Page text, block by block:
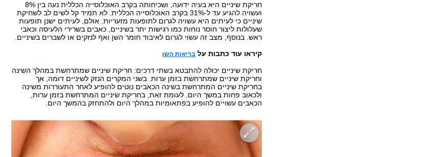
חריקת שיניים היא בעיה ידועה, ושכיחותה בקרב האוכלוסייה הכללית נעה בין 8%
ועשויה להגיע עד ל-31% בקרב האוכלוסייה הכללית. לא תמיד קל לשים לב לשחיקת
שיניים כי לעיתים היא עשויה לגרום לתופעות מזעריות. אולם, לעיתים ישנן תופעות
שעלולות ליצור חוסר נוחות כמו רגישות יתר בשיניים, כאבים בשרירי הלעיסה וכאבי
ראש. בנוסף, מצב זה עשוי לגרום לאיבוד חומר השן ואף לנזקים או לשברים בשיניים.
קיראו עוד כתבות על בריאות השן
חריקת שיניים יכולה להתבטא בשתי דרכים: חריקת שיניים שמתרחשת במהלך השינה
וחריקת שיניים שמתרחשת בזמן ערות. בשני המקרים הנזק לשיניים דומה, אך
בחריקת שיניים המתרחשת בשינה הכאבים נוטים להופיע לאחר התעוררות משינה
ולכאוב פחות במשך היום. לעומת זאת, בחריקת שיניים המתרחשת בזמן ערות,
הכאבים עשויים להופיע בפתאומיות במהלך היום ולהתחזק בהמשך היום.